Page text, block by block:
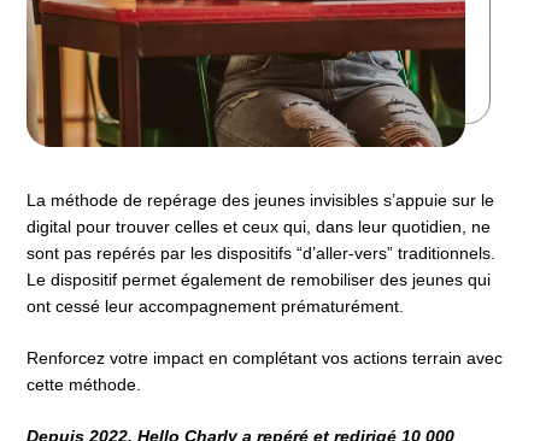
La méthode de repérage des jeunes invisibles s’appuie sur le
digital pour trouver celles et ceux qui, dans leur quotidien, ne
sont pas repérés par les dispositifs “d’aller-vers” traditionnels.
Le dispositif permet également de remobiliser des jeunes qui
ont cessé leur accompagnement prématurément.
Renforcez votre impact en complétant vos actions terrain avec
cette méthode.
Depuis 2022, Hello Charly a repéré et redirigé 10 000